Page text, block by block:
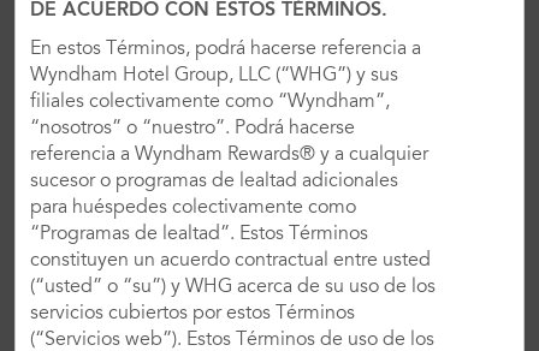
CANTIDAD TOTAL DE
341
CONTÁCTANOS
#
CANTIDAD TOTAL DE SALONES
PARA EVENTOS
19
DISTANCIA DESDE EL
A 5 kilómetros del
Aeropuerto Belo
Horizonte/Pampulha
Carlos Drummond de
Andrade (PLU)
DE ACUERDO CON ESTOS TÉRMINOS.
En estos Términos, podrá hacerse referencia a
Wyndham Hotel Group, LLC (“WHG”) y sus
filiales colectivamente como “Wyndham”,
“nosotros” o “nuestro”. Podrá hacerse
referencia a Wyndham Rewards® y a cualquier
sucesor o programas de lealtad adicionales
para huéspedes colectivamente como
“Programas de lealtad”. Estos Términos
constituyen un acuerdo contractual entre usted
(“usted” o “su”) y WHG acerca de su uso de los
servicios cubiertos por estos Términos
(“Servicios web”). Estos Términos de uso de los